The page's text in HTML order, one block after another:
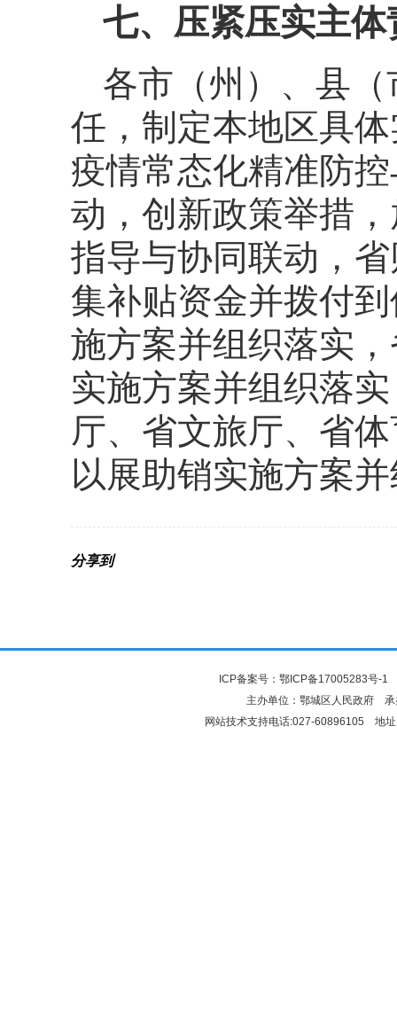
七、压紧压实主体
各市（州）、县
任，制定本地区具
疫情常态化精准防
动，创新政策举措
指导与协同联动，
集补贴资金并拨付
施方案并组织落实
实施方案并组织落
厅、省文旅厅、省
以展助销实施方案
分享到
ICP备案号： 鄂ICP备17005283号-1
主办单位：鄂城区人民政府
网站技术支持电话:027-60896105 地